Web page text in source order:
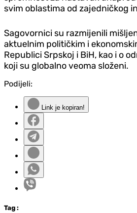
svim oblastima od zajedničkog
Sagovornici su razmijenili
aktuelnim političkim i
Republici Srpskoj i BiH, kao i o
koji su globalno veoma složeni.
Podijeli:
Link je kopiran!
Tag :